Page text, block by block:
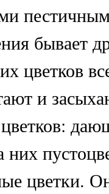
бывает
цветков
и
цветки.